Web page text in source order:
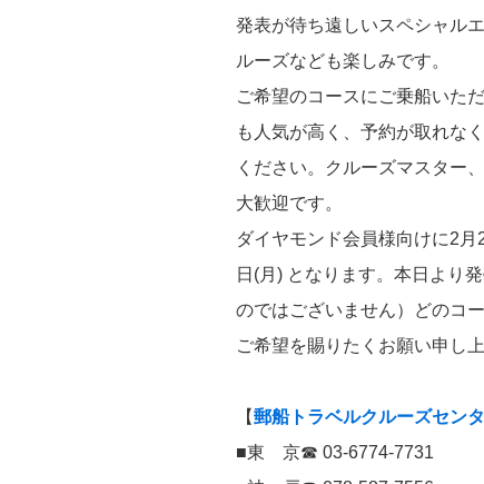
発表が待ち遠しいスペシャル
ルーズなども楽しみです。
ご希望のコースにご乗船いた
も人気が高く、予約が取れな
ください。クルーズマスター
大歓迎です。
ダイヤモンド会員様向けに2
日(月) となります。本日より
のではございません）どのコ
ご希望を賜りたくお願い申し
【郵船トラベルクルーズセン
■東 京☎ 03-6774-7731